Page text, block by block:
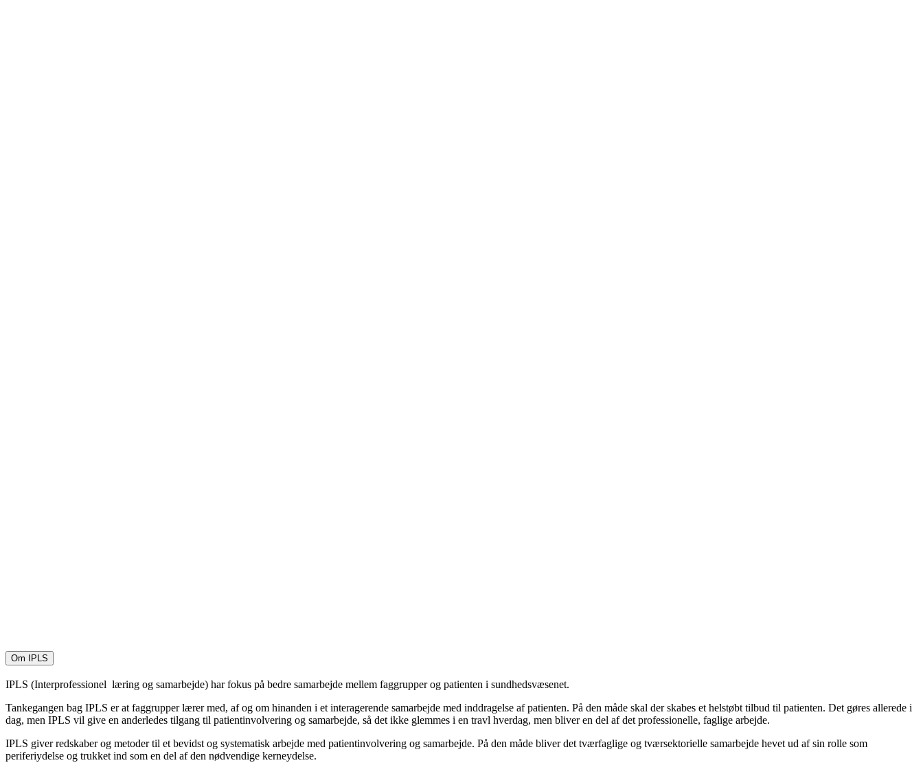
Om IPLS
IPLS (Interprofessionel læring og samarbejde) har fokus på bedre samarbejde mellem faggrupper og patienten i sundhedsvæsenet.
Tankegangen bag IPLS er at faggrupper lærer med, af og om hinanden i et interagerende samarbejde med inddragelse af patienten. På den måde skal der skabes et helstøbt tilbud til patienten. Det gøres allerede i
dag, men IPLS vil give en anderledes tilgang til patientinvolvering og samarbejde, så det ikke glemmes i en travl hverdag, men bliver en del af det professionelle, faglige arbejde.
IPLS giver redskaber og metoder til et bevidst og systematisk arbejde med patientinvolvering og samarbejde. På den måde bliver det tværfaglige og tværsektorielle samarbejde hevet ud af sin rolle som
periferiydelse og trukket ind som en del af den nødvendige kerneydelse.